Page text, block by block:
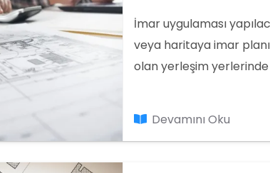
İmar uygulaması
veya haritaya imar
olan yerleşim yerlerinde
Devamını Oku